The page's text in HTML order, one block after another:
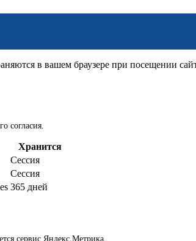
в вашем браузере при посещении
согласия.
Хранится
Сессия
Сессия
365 дней
сервис Яндекс.Метрика.